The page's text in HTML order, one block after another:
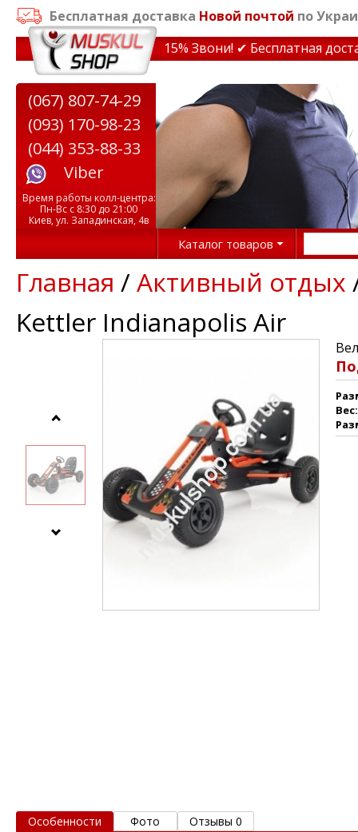
Бесплатная доставка Новой почтой по
на тренажеры до 15% Звони! ✔ Бесплатная
(067) 807-74-29
(093) 170-98-23
(044) 353-88-33
Viber
Время работы колл-центра:
Пн-Вс с 8:30 до 21:00
Киев, ул. Западинская, 4в
Каталог товаров
Главная /Активный отдых
Kettler Indianapolis Air
Особенности Фото Отзывы 0